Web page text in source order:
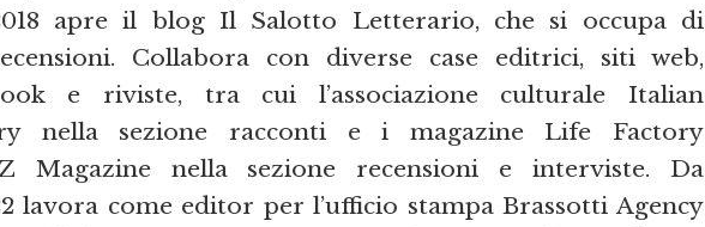
apre il blog Il Salotto Letterario, che si occupa di
Collabora con diverse case editrici, siti web,
e riviste, tra cui l’associazione culturale Italian
nella sezione racconti e i magazine Life Factory
Magazine nella sezione recensioni e interviste. Da
lavora come editor per l’ufficio stampa Brassotti Agency